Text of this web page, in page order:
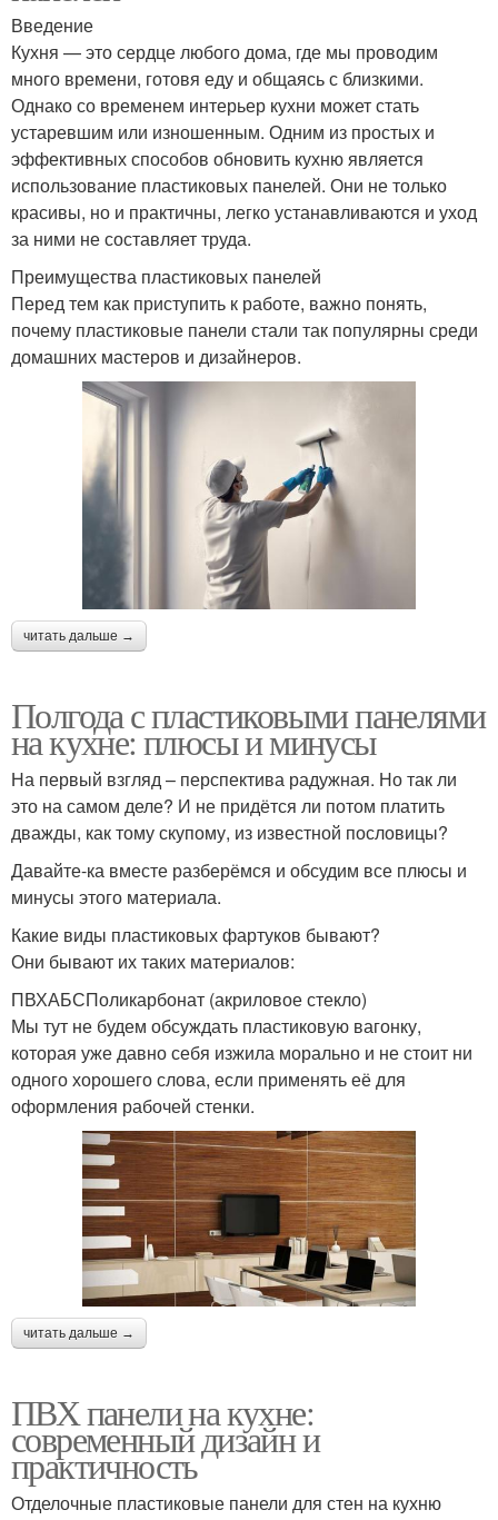
Введение
Кухня — это сердце любого дома, где мы проводим
много времени, готовя еду и общаясь с близкими.
Однако со временем интерьер кухни может стать
устаревшим или изношенным. Одним из простых и
эффективных способов обновить кухню является
использование пластиковых панелей. Они не только
красивы, но и практичны, легко устанавливаются и уход
за ними не составляет труда.
Преимущества пластиковых панелей
Перед тем как приступить к работе, важно понять,
почему пластиковые панели стали так популярны среди
домашних мастеров и дизайнеров.
читать дальше →
Полгода с пластиковыми панелями
на кухне: плюсы и минусы
На первый взгляд – перспектива радужная. Но так ли
это на самом деле? И не придётся ли потом платить
дважды, как тому скупому, из известной пословицы?
Давайте-ка вместе разберёмся и обсудим все плюсы и
минусы этого материала.
Какие виды пластиковых фартуков бывают?
Они бывают их таких материалов:
ПВХАБСПоликарбонат (акриловое стекло)
Мы тут не будем обсуждать пластиковую вагонку,
которая уже давно себя изжила морально и не стоит ни
одного хорошего слова, если применять её для
оформления рабочей стенки.
читать дальше →
ПВХ панели на кухне:
современный дизайн и
практичность
Отделочные пластиковые панели для стен на кухню